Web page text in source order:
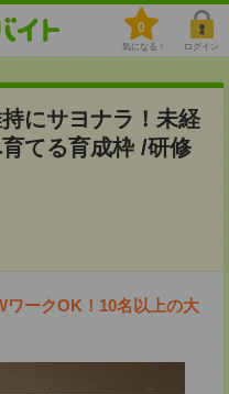
0
気になる！ ログイン
にサヨナラ！未経
てる育成枠 /研修
ワークOK！10名以上の大